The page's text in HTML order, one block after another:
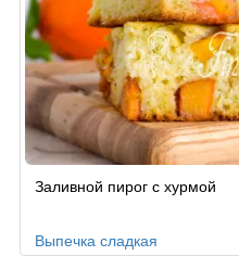
Заливной пирог с хурмой
Выпечка сладкая